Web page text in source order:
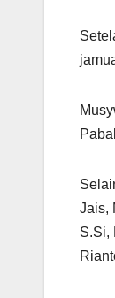
Jais,
S.Si,